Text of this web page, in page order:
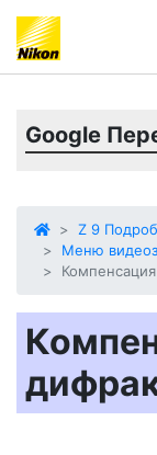
Google
Z 9
Меню